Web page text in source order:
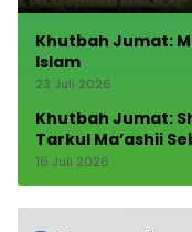
Khutbah Jumat:
Islam
23 Juli 2026
Khutbah Jumat:
Tarkul Ma’ashii
16 Juli 2026